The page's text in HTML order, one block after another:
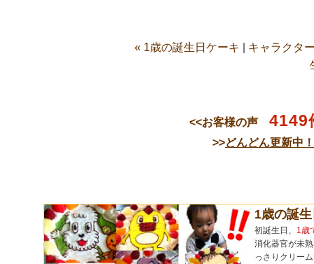
« 1歳の誕生日ケーキ
キャラクタ
<<お客様の声 4149
>>どんどん更新中
1歳の誕
初誕生日、 1歳
消化器官が未
っさりクリー